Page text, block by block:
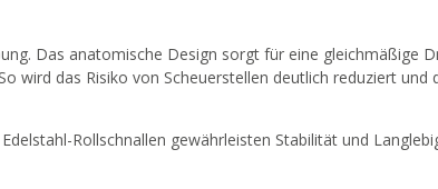
Das anatomische Design sorgt für eine gleichmäßige
wird das Risiko von Scheuerstellen deutlich reduziert
Rollschnallen gewährleisten Stabilität und